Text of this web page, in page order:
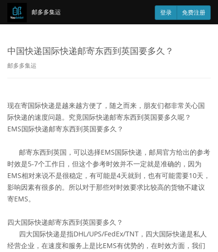
邮多多集运 登录 免费注册
中国快递国际快递邮寄东西到英国要多久？
邮多多集运
现在寄国际快递是越来越方便了，随之而来，朋友们都非常关心国
际快递的速度问题。究竟国际快递邮寄东西到英国要多久呢？
EMS国际快递邮寄东西到英国要多久？
邮寄东西到英国，可以选择EMS国际快递，邮局官方给出的参考
时效是5-7个工作日，但这个参考时效并不一定就是准确的，因为
EMS相对来说不是很稳定，有可能是4天就到，也有可能需要10天，
影响因素有很多的。所以对于那些对时效要求比较高的货物不建议
寄EMS。
四大国际快递邮寄东西到英国要多久？
四大国际快递是指DHL/UPS/FedEx/TNT，四大国际快递是私人
经营企业，在速度和服务上是比EMS有优势的，在时效方面，我们